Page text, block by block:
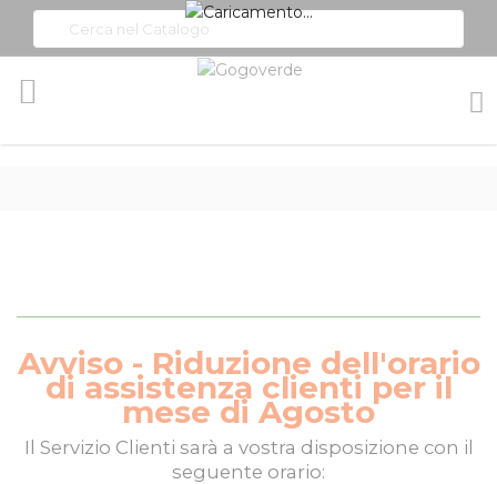
Avviso - Riduzione dell'orario
di assistenza clienti per il
mese di Agosto
Il Servizio Clienti sarà a vostra disposizione con il
seguente orario: